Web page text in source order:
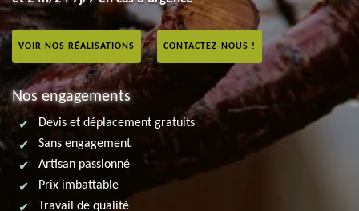
VOIR NOS RÉALISATIONS CONTACTEZ-NOUS !
Nos engagements
Devis et déplacement gratuits
Sans engagement
Artisan passionné
Prix imbattable
Travail de qualité